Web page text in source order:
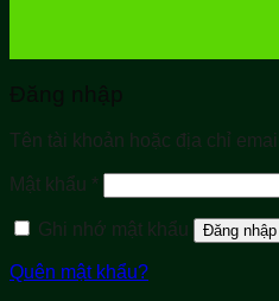
Đăng nhập
Tên tài khoản hoặc địa chỉ email
Mật khẩu *
buộc
Ghi nhớ mật khẩu
Đăng nhập
Quên mật khẩu?